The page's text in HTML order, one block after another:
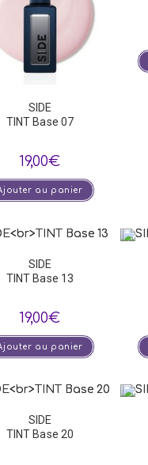
SIDE
TINT Base 07
19,00€
au panier
SIDE
TINT Base 13
19,00€
au panier
SIDE
TINT Base 20